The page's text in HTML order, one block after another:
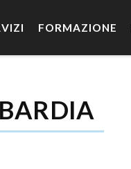
FORMAZIONE